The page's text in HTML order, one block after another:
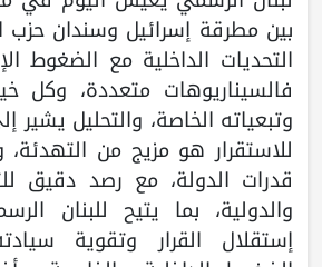
بين مطرقة إسرائيل وسندان حزب
التحديات الداخلية مع الضغوط
فالسيناريوهات متعددة، وكل
وتبعياته الخاصة، والتحليل
للاستقرار هو مزيج من التهدئة،
قدرات الدولة، مع رصد دقيق
والدولية، بما يتيح للبنان
إستقلال القرار وتقوية